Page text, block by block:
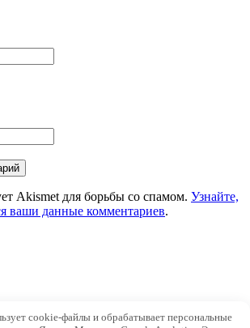
Akismet для борьбы со спамом. Узнайте,
ваши данные комментариев.
cookie-файлы и обрабатывает персональные